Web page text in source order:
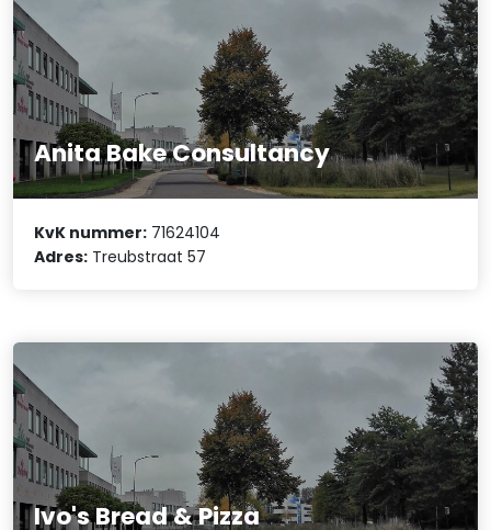
Anita Bake Consultancy
KvK nummer: 71624104
Adres: Treubstraat 57
Ivo's Bread & Pizza